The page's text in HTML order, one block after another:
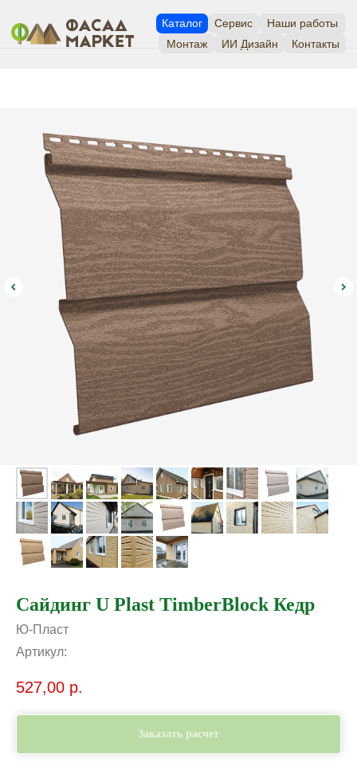
Сервис Наши работы
Монтаж ИИ Дизайн Контакты
Сайдинг U Plast TimberBlock Кедр
Ю-Пласт
Артикул:
527,00 р.
Заказать расчет